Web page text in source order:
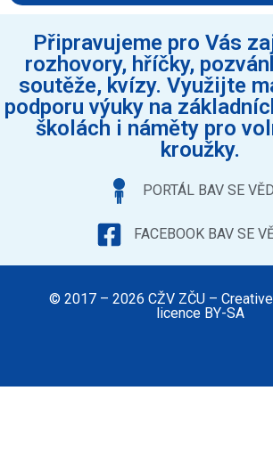
Připravujeme pro Vás
rozhovory, hříčky,
soutěže, kvízy. Využijte
podporu výuky na
školách i náměty pro
kroužky.
PORTÁL BAV SE
FACEBOOK BAV SE
© 2017 – 2026 CŽV ZČU –
licence BY-SA